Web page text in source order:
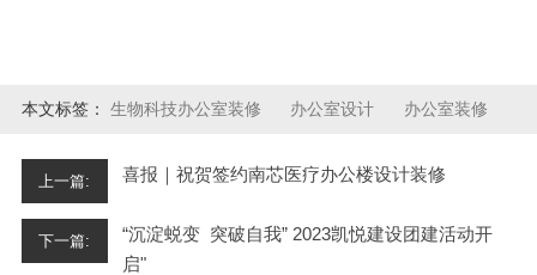
本文标签： 生物科技办公室装修 办公室设计 办公室装修
上一篇: 喜报｜祝贺签约南芯医疗办公楼设计装修
下一篇:
“沉淀蜕变 突破自我” 2023凯悦建设团建活动开
启"